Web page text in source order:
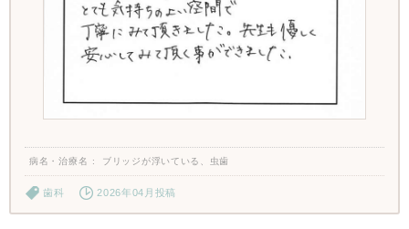
病名・治療名 ブリッジが浮いている、虫歯
歯科 2026年04月投稿